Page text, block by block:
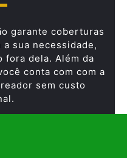
garante coberturas
sua necessidade,
fora dela. Além da
conta com com a
sem custo